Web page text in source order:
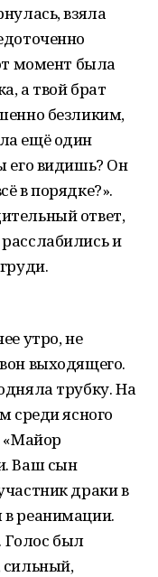
взяла
момент была
а твой брат
безликим,
ещё один
его видишь? Он
в порядке?».
ответ,
и
утро, не
выходящего.
трубку. На
среди ясного
«Майор
Ваш сын
драки в
в реанимации.
Голос был
сильный,